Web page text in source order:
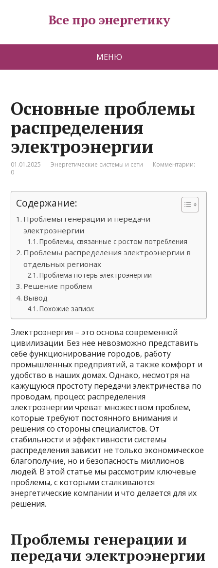
Все про энергетику
МЕНЮ
Основные проблемы
распределения
электроэнергии
01.01.2025 Энергетические системы и сети
Комментарии:
0
Содержание:
Проблемы генерации и передачи
электроэнергии
Проблемы, связанные с ростом потребления
Проблемы распределения электроэнергии в
отдельных регионах
Проблема потерь электроэнергии
Решение проблем
Вывод
Похожие записи:
Электроэнергия – это основа современной
цивилизации. Без нее невозможно представить
себе функционирование городов, работу
промышленных предприятий, а также комфорт и
удобство в наших домах. Однако, несмотря на
кажущуюся простоту передачи электричества по
проводам, процесс распределения
электроэнергии чреват множеством проблем,
которые требуют постоянного внимания и
решения со стороны специалистов. От
стабильности и эффективности системы
распределения зависит не только экономическое
благополучие, но и безопасность миллионов
людей. В этой статье мы рассмотрим ключевые
проблемы, с которыми сталкиваются
энергетические компании и что делается для их
решения.
Проблемы генерации и
передачи электроэнергии